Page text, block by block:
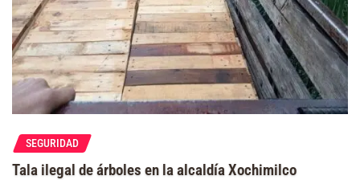
SEGURIDAD
Tala ilegal de árboles en la alcaldía Xochimilco